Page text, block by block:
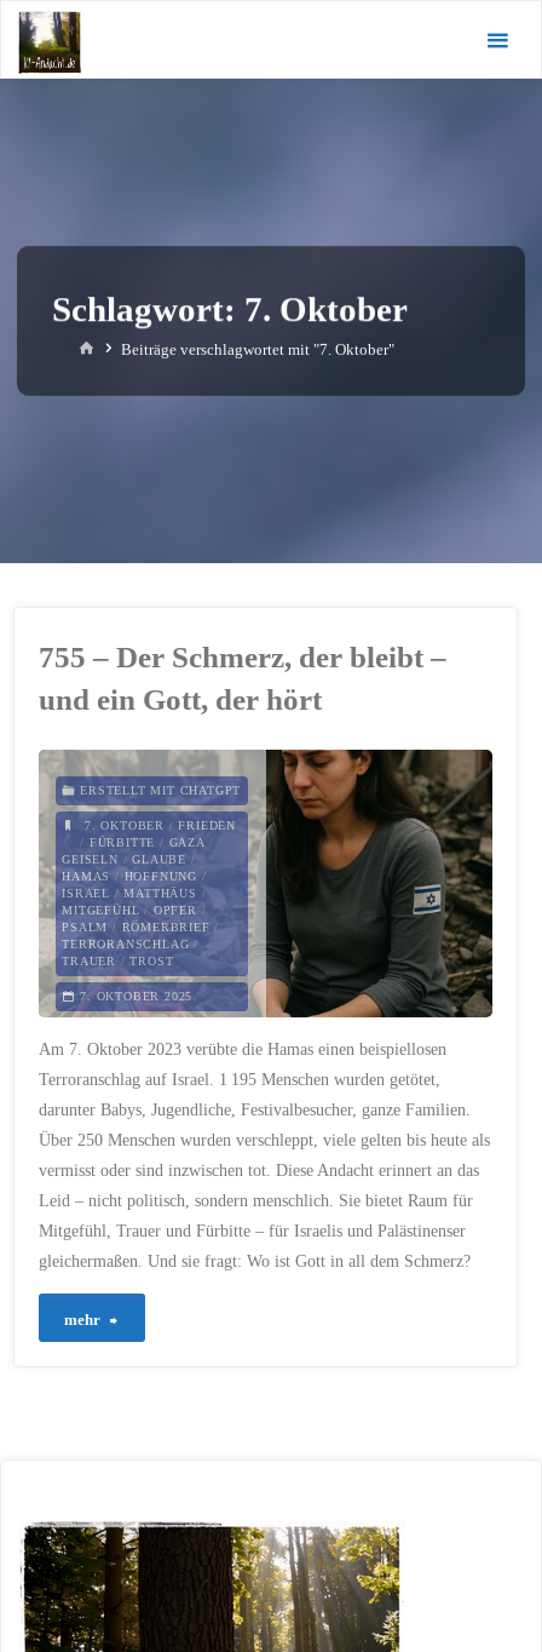
Zum
Inhalt
springen
Schlagwort: 7. Oktober
StartBeiträge verschlagwortet mit "7. Oktober"
755 – Der Schmerz, der bleibt –
und ein Gott, der hört
ERSTELLT MIT CHATGPT
7. OKTOBER /FRIEDEN
/ FÜRBITTE / GAZA /
GEISELN /GLAUBE /
HAMAS / HOFFNUNG /
ISRAEL /MATTHÄUS /
MITGEFÜHL/ OPFER /
PSALM / RÖMERBRIEF /
TERRORANSCHLAG /
TRAUER /TROST
7. OKTOBER 2025
Am 7. Oktober 2023 verübte die Hamas einen beispiellosen
Terroranschlag auf Israel. 1 195 Menschen wurden getötet,
darunter Babys, Jugendliche, Festivalbesucher, ganze Familien.
Über 250 Menschen wurden verschleppt, viele gelten bis heute als
vermisst oder sind inzwischen tot. Diese Andacht erinnert an das
Leid – nicht politisch, sondern menschlich. Sie bietet Raum für
Mitgefühl, Trauer und Fürbitte – für Israelis und Palästinenser
gleichermaßen. Und sie fragt: Wo ist Gott in all dem Schmerz?
mehr
bleibt
–